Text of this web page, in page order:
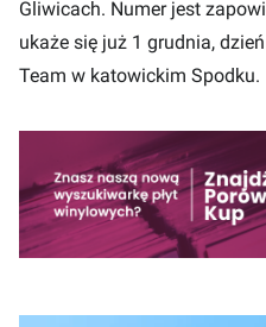
Gliwicach. Numer jest
ukaże się już 1 grudnia,
Team w katowickim Spodku.